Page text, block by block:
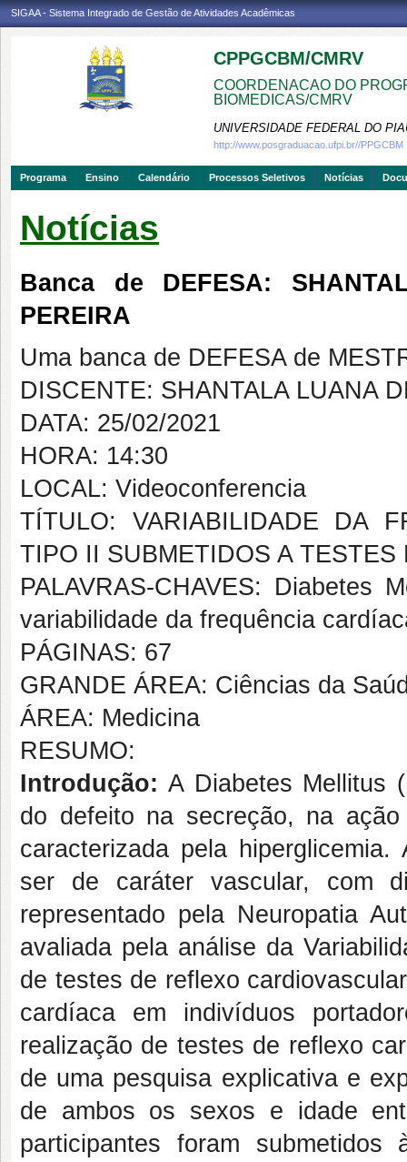
SIGAA - Sistema Integrado de Gestão de Atividades Acadêmicas
CPPGCBM/CMRV
COORDENACAO DO
BIOMEDICAS/CMRV
UNIVERSIDADE FEDERAL DO
http://www.posgraduacao.ufpi.br//PPGCBM
Programa Ensino Calendário Processos Seletivos Notícias
Notícias
Banca de DEFESA:
PEREIRA
Uma banca de DEFESA de
DISCENTE: SHANTALA LUANA
DATA: 25/02/2021
HORA: 14:30
LOCAL: Videoconferencia
TÍTULO: VARIABILIDADE DA
TIPO II SUBMETIDOS A
PALAVRAS-CHAVES: Diabetes
variabilidade da frequência
PÁGINAS: 67
GRANDE ÁREA: Ciências da
ÁREA: Medicina
RESUMO:
Introdução:A Diabetes Mellitus
do defeito na secreção, na
caracterizada pela
ser de caráter vascular, com
representado pela Neuropatia
avaliada pela análise da
de testes de reflexo
cardíaca em indivíduos
realização de testes de reflexo
de uma pesquisa explicativa e
de ambos os sexos e idade
participantes foram